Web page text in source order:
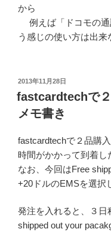
から
例えば「ドコモの通
う感じの使い方は出来
投
稿
日:
2013年11月28日
fastcardtechで
メモ書き
fastcardtechで２品購
時間がかかって到着し
なお、今回はFree
+20ドルのEMSを選択
発注を入れると、３日
shipped out your